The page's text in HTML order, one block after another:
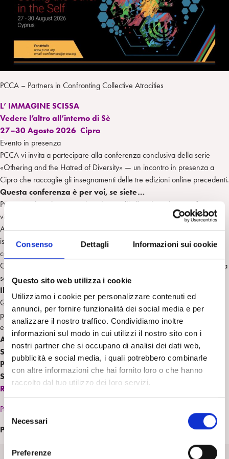
Consenso Dettagli Informazioni sui cookie
Questo sito web utilizza i cookie
Utilizziamo i cookie per personalizzare contenuti ed
annunci, per fornire funzionalità dei social media e per
analizzare il nostro traffico. Condividiamo inoltre
informazioni sul modo in cui utilizzi il nostro sito con i
nostri partner che si occupano di analisi dei dati web,
pubblicità e social media, i quali potrebbero combinarle
con altre informazioni che hai fornito loro o che hanno
raccolto dal tuo utilizzo dei loro servizi.
S
Necessari
Preferenze
n
e
r
m
PCCA – Partners in Confronting Collective Atrocities
L’ IMMAGINE SCISSA
Vedere l’altro all’interno di Sè
27–30 Agosto 2026 Cipro
Evento in presenza
PCCA vi invita a partecipare alla conferenza conclusiva della serie
«Othering and the Hatred of Diversity» — un incontro in presenza a
Cipro che raccoglie gli insegnamenti delle tre edizioni online precedenti.
Questa conferenza è per voi, se siete…
Preoccupati per le crescenti tendenze all’odio, al razzismo e alla
violenza verso la differenza e la diversità
Alle prese con la domanda su come voi — e le vostre comunità e
istituzioni — possiate, consapevolmente o inconsapevolmente,
contribuire a dinamiche di esclusione e di “othering”
Curiosi di esplorare le forze psicologiche e sistemiche che sottendono la
scissione, la proiezione e la costruzione dell’Altro
Il contesto della serie
Questa è la quarta e ultima conferenza della serie, che si tiene per la
prima volta in presenza. Le tre edizioni online precedenti hanno
esplorato ciascuna un tema specifico:
ANTISEMITISMO ISLAMOFOBIA MIGRAZIONE
Sede della conferenza La conferenza si terrà presso gli hotel
Pendeli e Petit Palais , Cipro.
Scadenza Iscrizioni :20 agosto 2026
REGISTRATI ORA
Per informazioni sulle tariffe consulta il sito web
Per informazioni:
Allegati